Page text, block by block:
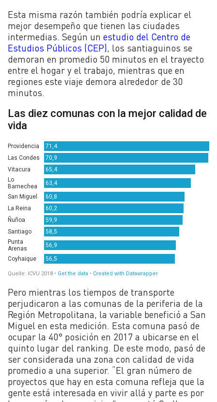
Esta misma razón también podría explicar el
mejor desempeño que tienen las ciudades
intermedias. Según un estudio del Centro de
Estudios Públicos (CEP), los santiaguinos se
demoran en promedio 50 minutos en el trayecto
entre el hogar y el trabajo, mientras que en
regiones este viaje demora alrededor de 30
minutos.
Pero mientras los tiempos de transporte
perjudicaron a las comunas de la periferia de la
Región Metropolitana, la variable benefició a San
Miguel en esta medición. Esta comuna pasó de
ocupar la 40° posición en 2017 a ubicarse en el
quinto lugar del ranking. De este modo, pasó de
ser considerada una zona con calidad de vida
promedio a una superior. “El gran número de
proyectos que hay en esta comuna refleja que la
gente está interesada en vivir allá y parte es por